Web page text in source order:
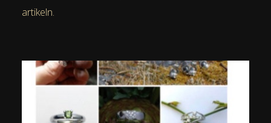
artikeln.